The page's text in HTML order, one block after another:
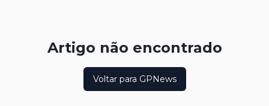
Artigo não encontrado
Voltar para GPNews